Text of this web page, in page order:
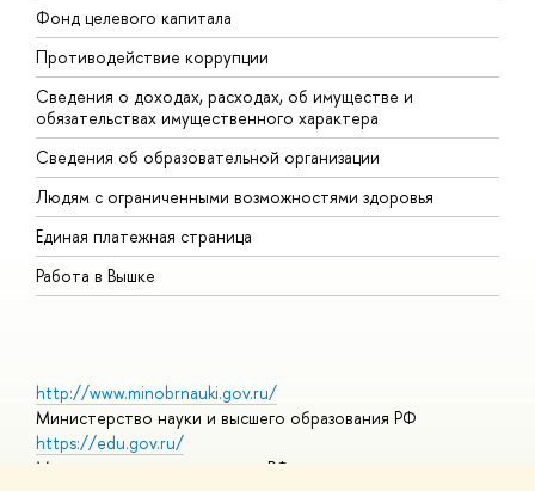
Фонд целевого капитала
Противодействие коррупции
Сведения о доходах, расходах, об имуществе и
обязательствах имущественного характера
Сведения об образовательной организации
Людям с ограниченными возможностями здоровья
Единая платежная страница
Работа в Вышке
http://www.minobrnauki.gov.ru/
Министерство науки и высшего образования РФ
https://edu.gov.ru/
Министерство просвещения РФ